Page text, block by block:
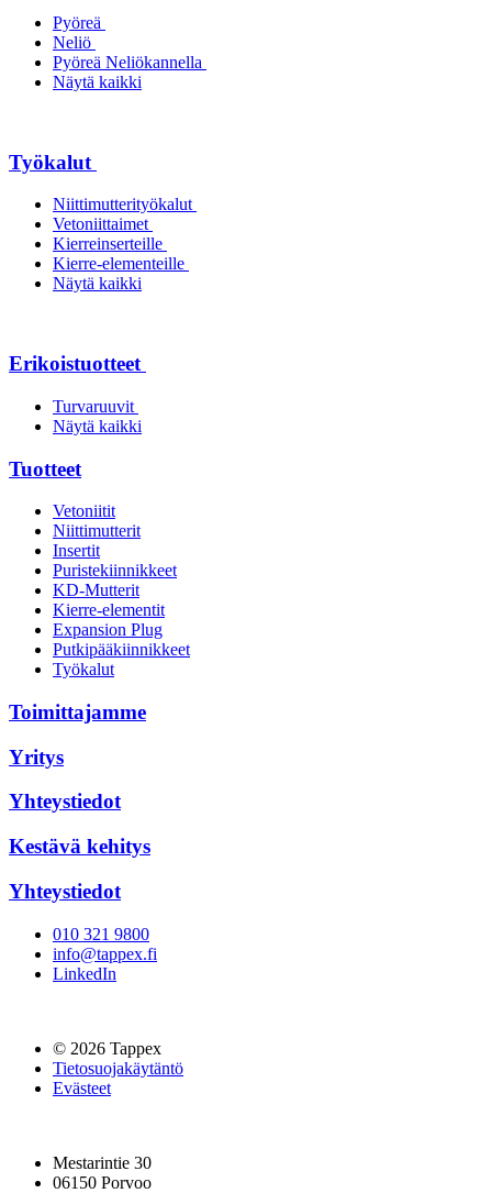
Pyöreä
Neliö
Pyöreä Neliökannella
Näytä kaikki
Työkalut
Niittimutterityökalut
Vetoniittaimet
Kierreinserteille
Kierre-elementeille
Näytä kaikki
Erikoistuotteet
Turvaruuvit
Näytä kaikki
Tuotteet
Vetoniitit
Niittimutterit
Insertit
Puristekiinnikkeet
KD-Mutterit
Kierre-elementit
Expansion Plug
Putkipääkiinnikkeet
Työkalut
Toimittajamme
Yritys
Yhteystiedot
Kestävä kehitys
Yhteystiedot
010 321 9800
info@tappex.fi
LinkedIn
© 2026 Tappex
Tietosuojakäytäntö
Evästeet
Mestarintie 30
06150 Porvoo